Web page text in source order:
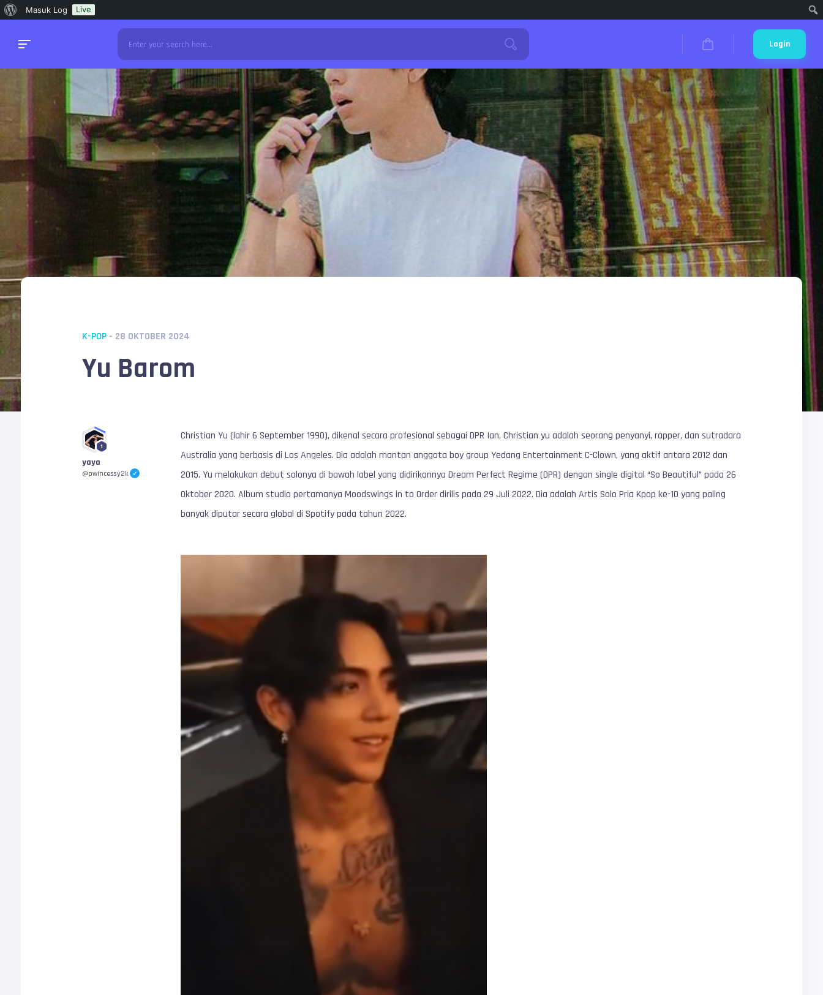
Tentang
Masuk Log
Live
Login
K-POP- 28 OKTOBER 2024
Yu Barom
1
yaya
@pwincessy2k
Christian Yu (lahir 6 September 1990), dikenal secara profesional sebagai DPR Ian, Christian yu adalah seorang penyanyi, rapper, dan sutradara
Australia yang berbasis di Los Angeles. Dia adalah mantan anggota boy group Yedang Entertainment C-Clown, yang aktif antara 2012 dan
2015. Yu melakukan debut solonya di bawah label yang didirikannya Dream Perfect Regime (DPR) dengan single digital “So Beautiful” pada 26
Oktober 2020. Album studio pertamanya Moodswings in to Order dirilis pada 29 Juli 2022. Dia adalah Artis Solo Pria Kpop ke-10 yang paling
banyak diputar secara global di Spotify pada tahun 2022.